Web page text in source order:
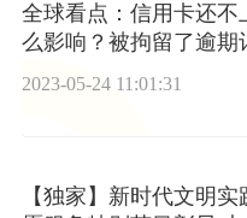
全球看点：信用卡还不
么影响？被拘留了逾期
除吗？
2023-05-24 11:01:31
【独家】新时代文明